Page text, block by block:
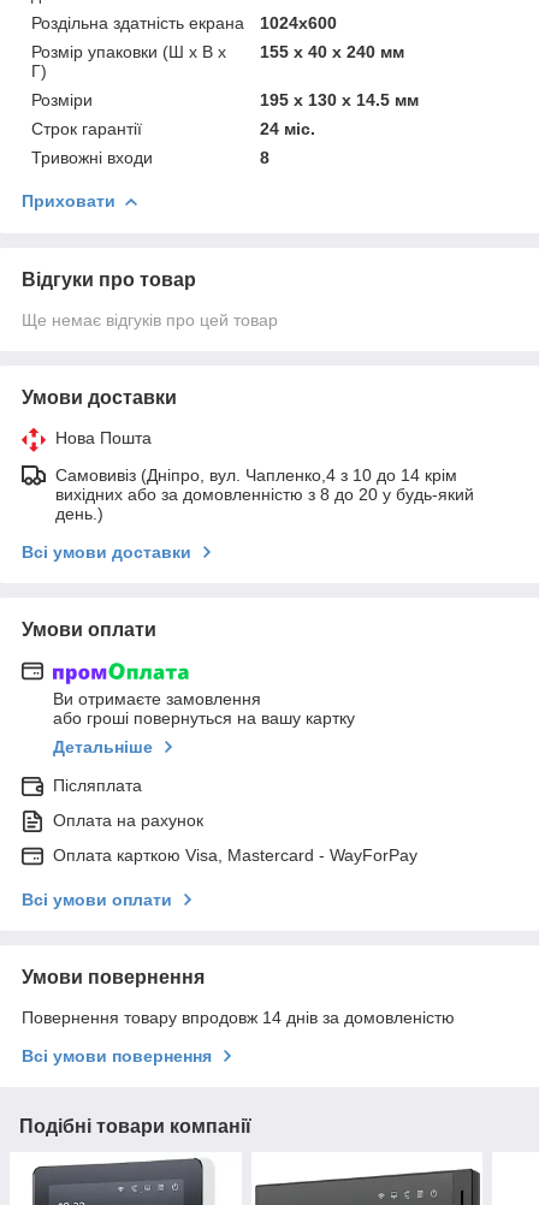
Роздільна здатність екрана
1024x600
Розмір упаковки (Ш х В х
Г)
155 x 40 x 240 мм
Розміри
195 x 130 x 14.5 мм
Строк гарантії
24 міс.
Тривожні входи
8
Приховати
Відгуки про товар
Ще немає відгуків про цей товар
Умови доставки
Нова Пошта
Самовивіз (Дніпро, вул. Чапленко,4 з 10 до 14 крім
вихідних або за домовленністю з 8 до 20 у будь-який
день.)
Всі умови доставки
Умови оплати
Ви отримаєте замовлення
або гроші повернуться на вашу картку
Детальніше
Післяплата
Оплата на рахунок
Оплата карткою Visa, Mastercard - WayForPay
Всі умови оплати
Умови повернення
Повернення товару впродовж 14 днів за домовленістю
Всі умови повернення
Подібні товари компанії